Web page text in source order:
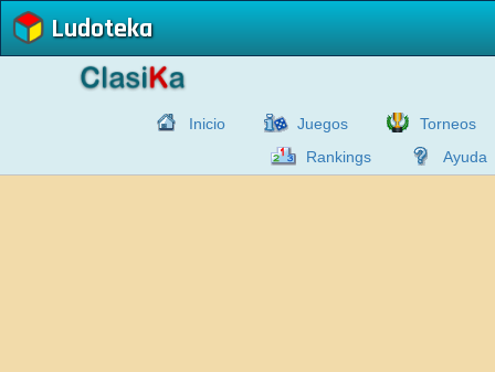
Ludoteka
Inicio Juegos
Torneos
Rankings
Ayuda